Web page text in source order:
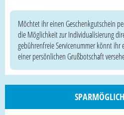
Möchtet ihr einen Geschenkgutschein
die Möglichkeit zur Individualisierung
gebührenfreie Servicenummer könnt ihr
einer persönlichen Grußbotschaft